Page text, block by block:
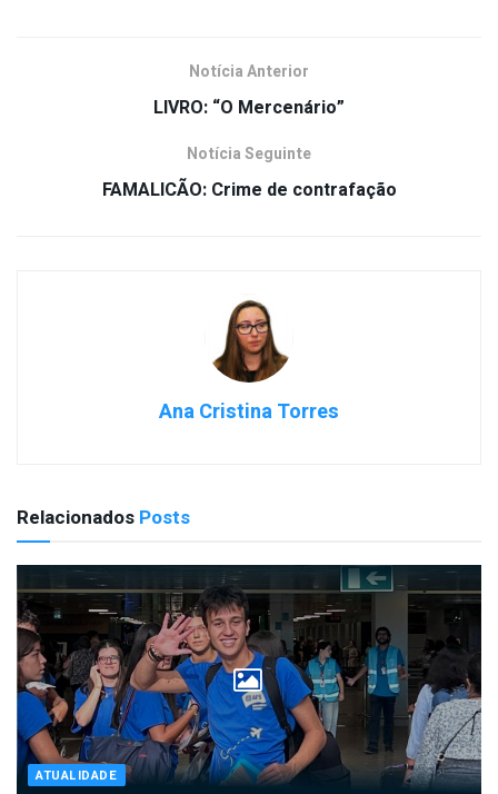
Notícia Anterior
LIVRO: “O Mercenário”
Notícia Seguinte
FAMALICÃO: Crime de contrafação
Ana Cristina Torres
Relacionados Posts
ATUALIDADE